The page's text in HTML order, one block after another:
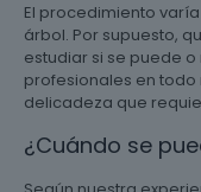
El procedimiento
árbol. Por supuesto,
estudiar si se puede
profesionales en
delicadeza que
¿Cuándo se